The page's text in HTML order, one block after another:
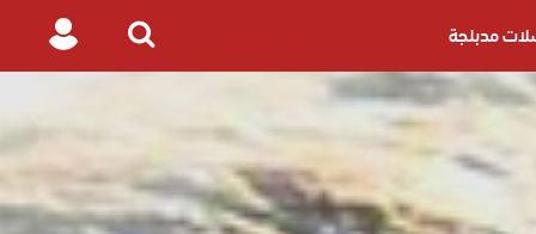
مدبلجة
Search
Login